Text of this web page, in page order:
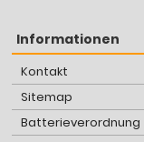
Informationen
Kontakt
Sitemap
Batterieverordnung